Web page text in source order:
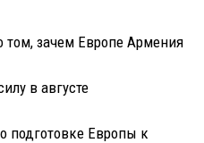
зачем Европе Армения
в августе
подготовке Европы к